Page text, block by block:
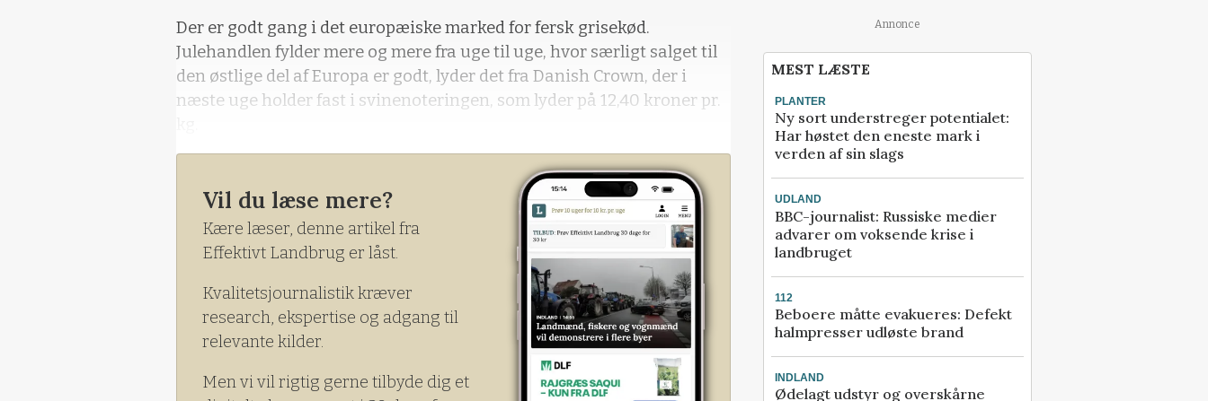
Der er godt gang i det europæiske marked for fersk grisekød.
Julehandlen fylder mere og mere fra uge til uge, hvor særligt salget til
den østlige del af Europa er godt, lyder det fra Danish Crown, der i
næste uge holder fast i svinenoteringen, som lyder på 12,40 kroner pr.
Vil du læse mere?
Kære læser, denne artikel fra
Effektivt Landbrug er låst.
Kvalitetsjournalistik kræver
research, ekspertise og adgang til
relevante kilder.
Men vi vil rigtig gerne tilbyde dig et
Annonce
MEST LÆSTE
PLANTER
Ny sort understreger potentialet:
Har høstet den eneste mark i
verden af sin slags
UDLAND
BBC-journalist: Russiske medier
advarer om voksende krise i
landbruget
112
Beboere måtte evakueres: Defekt
halmpresser udløste brand
INDLAND
Ødelagt udstyr og overskårne